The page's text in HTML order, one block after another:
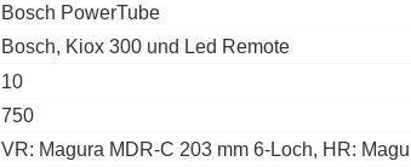
Bosch PowerTube
Bosch, Kiox 300 und Led Remote
10
750
VR: Magura MDR-C 203 mm 6-Loch, HR: